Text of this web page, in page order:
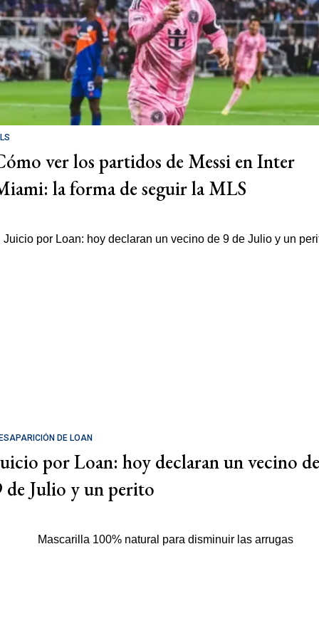
ver los partidos de Messi en Inter
la forma de seguir la MLS
DE LOAN
por Loan: hoy declaran un vecino de
de Julio y un perito